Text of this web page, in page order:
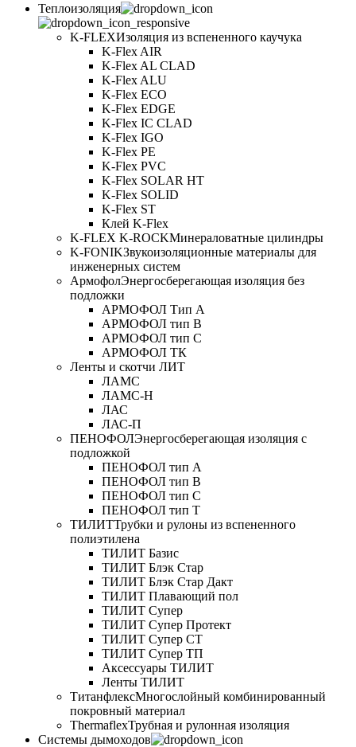
Теплоизоляция
K-FLEXИзоляция из вспененного каучука
K-Flex AIR
K-Flex AL CLAD
K-Flex ALU
K-Flex ECO
K-Flex EDGE
K-Flex IC CLAD
K-Flex IGO
K-Flex PE
K-Flex PVC
K-Flex SOLAR HT
K-Flex SOLID
K-Flex ST
Клей K-Flex
K-FLEX K-ROCKМинераловатные цилиндры
K-FONIKЗвукоизоляционные материалы для
инженерных систем
АрмофолЭнергосберегающая изоляция без
подложки
АРМОФОЛ Тип А
АРМОФОЛ тип В
АРМОФОЛ тип C
АРМОФОЛ ТК
Ленты и скотчи ЛИТ
ЛАМС
ЛАМС-Н
ЛАС
ЛАС-П
ПЕНОФОЛЭнергосберегающая изоляция с
подложкой
ПЕНОФОЛ тип А
ПЕНОФОЛ тип B
ПЕНОФОЛ тип C
ПЕНОФОЛ тип T
ТИЛИТТрубки и рулоны из вспененного
полиэтилена
ТИЛИТ Базис
ТИЛИТ Блэк Стар
ТИЛИТ Блэк Стар Дакт
ТИЛИТ Плавающий пол
ТИЛИТ Супер
ТИЛИТ Супер Протект
ТИЛИТ Супер СТ
ТИЛИТ Супер ТП
Аксессуары ТИЛИТ
Ленты ТИЛИТ
ТитанфлексМногослойный комбинированный
покровный материал
ThermaflexТрубная и рулонная изоляция
Cистемы дымоходов